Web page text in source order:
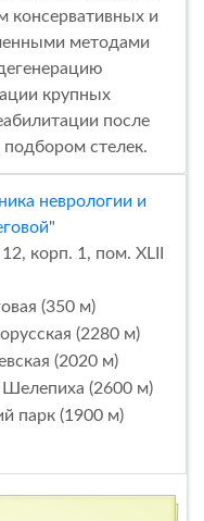
консервативных и
методами
крупных
после
подбором стелек.
неврологии и
"
корп. 1, пом. XLII
(350 м)
(2280 м)
(2020 м)
Шелепиха (2600 м)
парк (1900 м)